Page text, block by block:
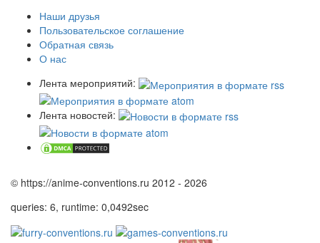
Наши друзья
Пользовательское соглашение
Обратная связь
О нас
Лента мероприятий:
Лента новостей:
© https://anime-conventions.ru 2012 - 2026
queries: 6, runtime: 0,0492sec